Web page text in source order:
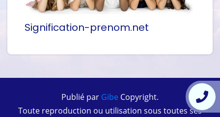
Signification-prenom.net
Publié par Gibe Copyright.
Toute reproduction ou utilisation sous toutes ses